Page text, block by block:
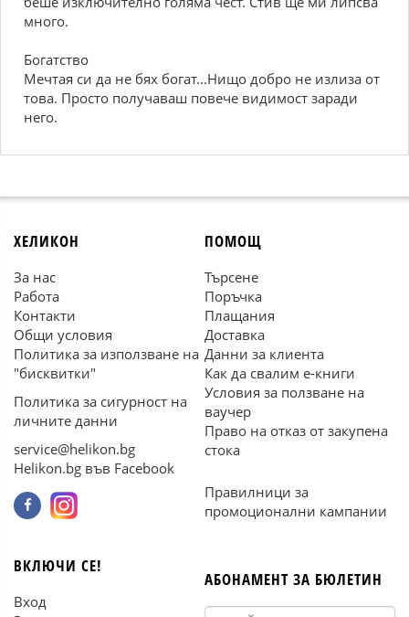
много.
Богатство
Мечтая си да не бях богат...Нищо добро не излиза от
това. Просто получаваш повече видимост заради
него.
ХЕЛИКОН
За нас
Работа
Контакти
Общи условия
Политика за използване на
"бисквитки"
Политика за сигурност на
личните данни
service@helikon.bg
Helikon.bg във Facebook
ПОМОЩ
Търсене
Поръчка
Плащания
Доставка
Данни за клиента
Как да свалим е-книги
Условия за ползване на
ваучер
Право на отказ от закупена
стока
Правилници за
промоционални кампании
ВКЛЮЧИ СЕ!
Вход
АБОНАМЕНТ ЗА БЮЛЕТИН